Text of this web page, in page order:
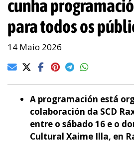
cunha
para todos os
14 Maio 2026
A programación está
colaboración da SCD
entre o sábado 16 e o
Cultural Xaime Illa, en